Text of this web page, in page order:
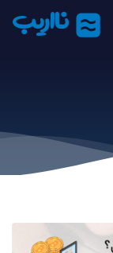
نااریب